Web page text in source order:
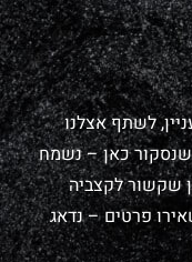
לשתף אצלנו
כאן – נשמח
שקשור לקצביה
פרטים – נדאג